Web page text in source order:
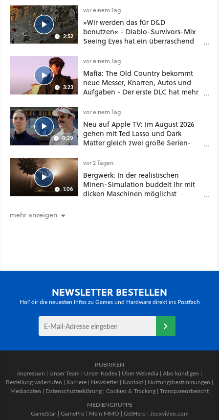
2:52
vor einem Tag
»Wir werden das für D&D
benutzen« - Diablo-Survivors-Mix
Seeing Eyes hat ein überraschend
3:23
vor einem Tag
Mafia: The Old Country bekommt
neue Messer, Knarren, Autos und
Aufgaben - Der erste DLC hat mehr
0:29
vor einem Tag
Neu auf Apple TV: Im August 2026
gehen mit Ted Lasso und Dark
Matter gleich zwei große Serien-
1:06
vor 2 Tagen
Bergwerk: In der realistischen
Minen-Simulation buddelt ihr mit
dicken Maschinen möglichst
mehr anzeigen
NEWSLETTER BESTELLEN
Hol' dir die neuesten Infos zu Games und Hardware direkt ins Postfach
RUBRIKEN
Impressum | Unser Team | Unser Kodex | Über Webedia | Abo kündigen |
Bestellung widerrufen | Karriere | Newsletter | Kontakt | Nutzungsbestimmungen |
Mediadaten | Datenschutzerklärung | Cookies & Tracking | Transparenzbericht
MEDIENGRUPPE
GameStar| GamePro | Mein MMO | GetHero | Jeuxvideo.com